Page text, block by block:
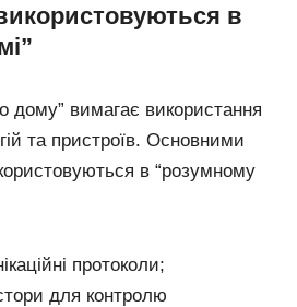
в
дому” вимагає використання
та пристроїв. Основними
в “розумному
протоколи;
для контролю